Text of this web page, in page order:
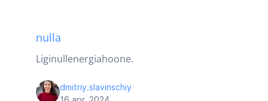
nulla
Liginullenergiahoone.
dmitriy.slavinschiy